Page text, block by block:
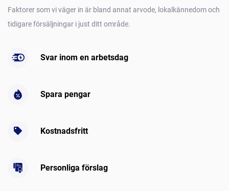
Faktorer som vi väger in är bland annat arvode, lokalkännedom och
tidigare försäljningar i just ditt område.
Svar inom en arbetsdag
Spara pengar
Kostnadsfritt
Personliga förslag